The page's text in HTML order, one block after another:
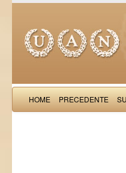
HOME PRECEDENTE